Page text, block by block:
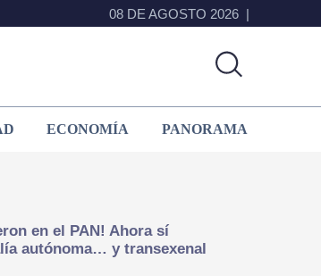
08 DE AGOSTO 2026
ECONOMÍA PANORAMA
en el PAN! Ahora sí
autónoma… y transexenal